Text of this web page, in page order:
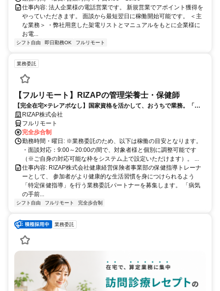
仕事内容: 法人企業様の電話営業です。 新規営業でアポイント獲得を
やっていただきます。 面談から最短翌日に稼働開始可能です。 ＜主
な業務＞ ・弊社用意した架電リストとマニュアルをもとに企業様に
お電...
シフト自由 即日勤務OK フルリモート
業務委託
【フルリモート】RIZAPの管理栄養士・保健師
【完全在宅×テレアポなし】国家資格を活かして、おうちで業務。「も
う一つの安心」を。主婦・Wワーカー活躍中！「平日の日中だけ」「夕
方以降の数時間だけ」など、生活リズムに合わせた時間調整が可能で
す。1件ごとの成果報酬型だから、頑張った分だけ手応えのある収入
に。充実のサポート体制で、安心の在宅ワークを始めませんか？
RIZAP株式会社
フルリモート
完全歩合制
勤務時間・曜日: ※業務委託のため、以下は稼働の目安となります。
・面談対応：9:00～20:00の間で、対象者様と個別に調整可能です
（※ご自身の対応可能な枠をシステム上で設定いただけます）。 ...
仕事内容: RIZAP株式会社健康経営保険者事業部の保健指導トレーナ
ーとして、 参加者がより健康的な生活習慣を身につけられるよう
「特定保健指導」を行う業務委託パートナーを募集します。 「病気
の手前...
シフト自由 フルリモート 完全歩合制
業務委託